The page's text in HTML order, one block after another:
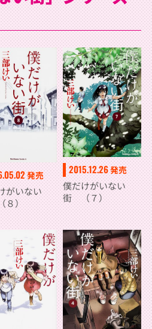
発売
がいない
）
2015.12.26発売
僕だけがいない
街 （７）